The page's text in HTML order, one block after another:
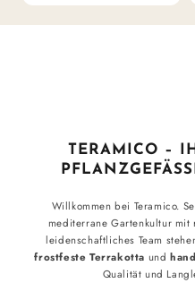
TERAMICO –
Willkommen bei Teramico.
mediterrane Gartenkultur mit
leidenschaftliches Team
frostfeste Terrakotta und
Qualität und